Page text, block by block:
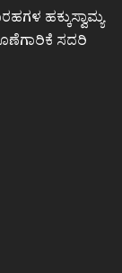
ಹಕ್ಕುಸ್ವಾಮ್ಯ
ಸದರಿ